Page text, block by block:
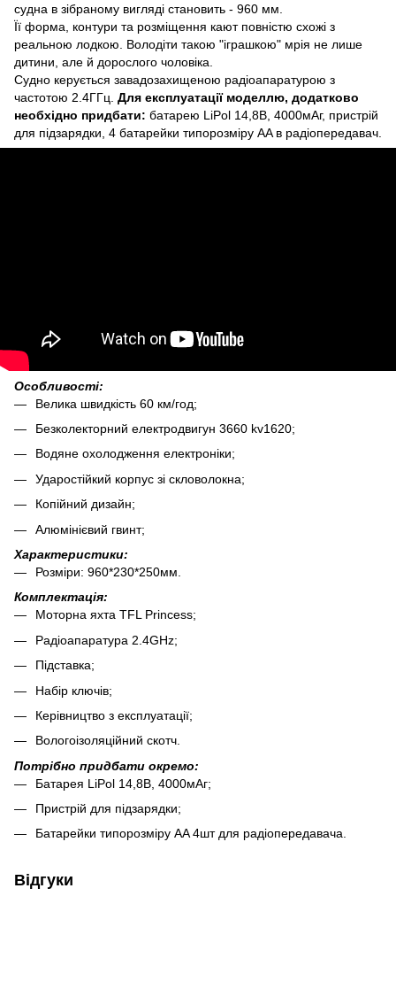
судна в зібраному вигляді становить - 960 мм.
Її форма, контури та розміщення кают повністю схожі з
реальною лодкою. Володіти такою "іграшкою" мрія не лише
дитини, але й дорослого чоловіка.
Судно керується завадозахищеною радіоапаратурою з
частотою 2.4ГГц. Для експлуатації моделлю, додатково
необхідно придбати: батарею LiPol 14,8В, 4000мАг, пристрій
для підзарядки, 4 батарейки типорозміру AA в радіопередавач.
Особливості:
Велика швидкість 60 км/год;
Безколекторний електродвигун 3660 kv1620;
Водяне охолодження електроніки;
Ударостійкий корпус зі скловолокна;
Копійний дизайн;
Алюмінієвий гвинт;
Характеристики:
Розміри: 960*230*250мм.
Комплектація:
Моторна яхта TFL Princess;
Радіоапаратура 2.4GHz;
Підставка;
Набір ключів;
Керівництво з експлуатації;
Вологоізоляційний скотч.
Потрібно придбати окремо:
Батарея LiPol 14,8В, 4000мАг;
Пристрій для підзарядки;
Батарейки типорозміру AA 4шт для радіопередавача.
Відгуки